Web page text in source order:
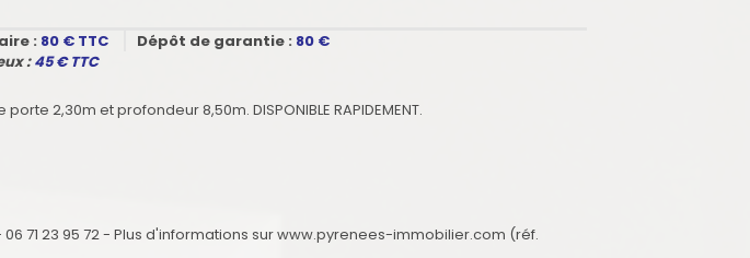
: 80 € TTC
:45€ TTC
Dépôt de garantie : 80 €
2,30m et profondeur 8,50m. DISPONIBLE RAPIDEMENT.
- 06 71 23 95 72 - Plus d'informations sur www.pyrenees-immobilier.com (réf.